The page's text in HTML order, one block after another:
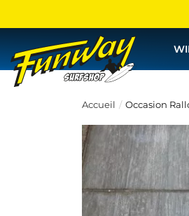
Accueil Occasion